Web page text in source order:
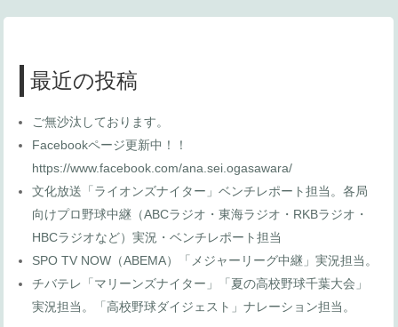
最近の投稿
ご無沙汰しております。
Facebookページ更新中！！
https://www.facebook.com/ana.sei.ogasawara/
文化放送「ライオンズナイター」ベンチレポート担当。各局
向けプロ野球中継（ABCラジオ・東海ラジオ・RKBラジオ・
HBCラジオなど）実況・ベンチレポート担当
SPO TV NOW（ABEMA）「メジャーリーグ中継」実況担当。
チバテレ「マリーンズナイター」「夏の高校野球千葉大会」
実況担当。「高校野球ダイジェスト」ナレーション担当。